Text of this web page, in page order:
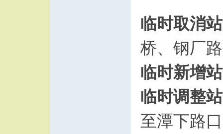
临时取消
桥、钢厂
临时新增
临时调整
至潭下路